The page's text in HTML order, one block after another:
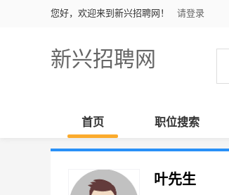
您好，欢迎来到新兴招聘网！ 请登录
新兴招聘网
首页 职位搜索
叶先生